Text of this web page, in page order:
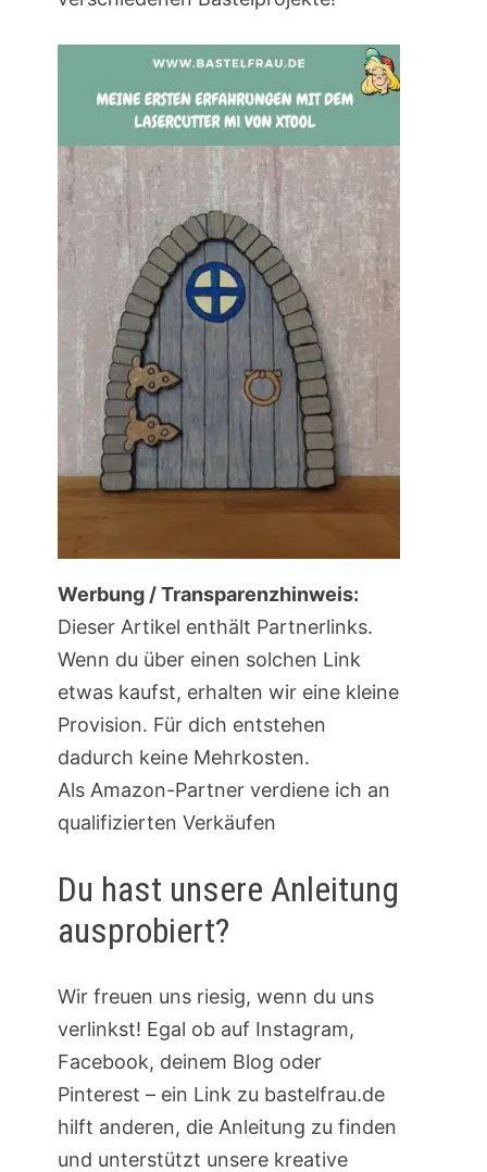
Werbung / Transparenzhinweis:
Dieser Artikel enthält Partnerlinks.
Wenn du über einen solchen Link
etwas kaufst, erhalten wir eine kleine
Provision. Für dich entstehen
dadurch keine Mehrkosten.
Als Amazon-Partner verdiene ich an
qualifizierten Verkäufen
Du hast unsere Anleitung
ausprobiert?
Wir freuen uns riesig, wenn du uns
verlinkst! Egal ob auf Instagram,
Facebook, deinem Blog oder
Pinterest – ein Link zu bastelfrau.de
hilft anderen, die Anleitung zu finden
und unterstützt unsere kreative